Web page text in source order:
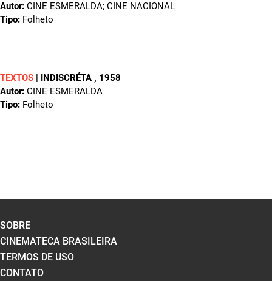
Autor: CINE ESMERALDA; CINE NACIONAL
Tipo: Folheto
TEXTOS | INDISCRÉTA , 1958
Autor: CINE ESMERALDA
Tipo: Folheto
SOBRE
CINEMATECA BRASILEIRA
TERMOS DE USO
CONTATO